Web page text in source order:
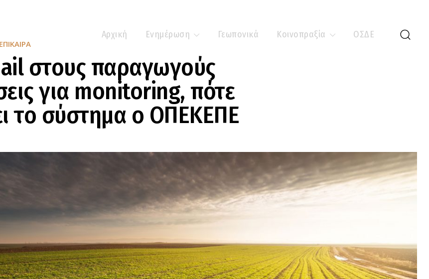
Αρχική Ενημέρωση Γεωπονικά Κοινοπραξία ΟΣΔΕ
ΕΠΊΚΑΙΡΑ
στους παραγωγούς
για monitoring, πότε
το σύστημα ο ΟΠΕΚΕΠΕ